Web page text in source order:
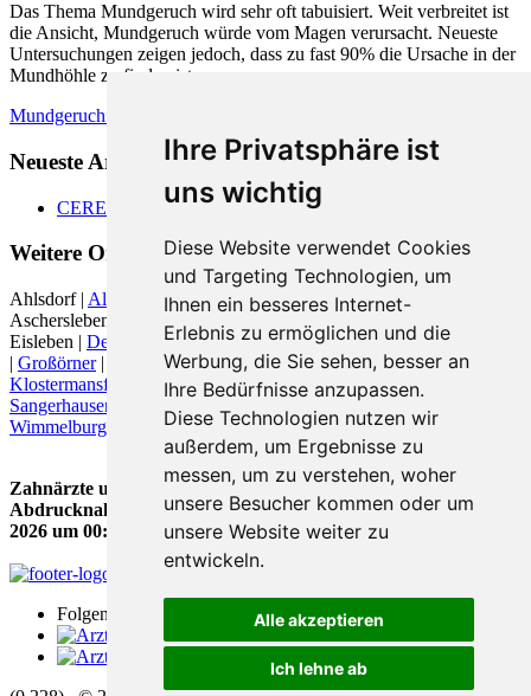
Ihre Privatsphäre ist
uns wichtig
Diese Website verwendet Cookies
und Targeting Technologien, um
Ihnen ein besseres Internet-
Erlebnis zu ermöglichen und die
Werbung, die Sie sehen, besser an
Ihre Bedürfnisse anzupassen.
Diese Technologien nutzen wir
außerdem, um Ergebnisse zu
messen, um zu verstehen, woher
unsere Besucher kommen oder um
unsere Website weiter zu
entwickeln.
Alle akzeptieren
Ich lehne ab
Das Thema Mundgeruch wird sehr oft tabuisiert. Weit verbreitet ist
die Ansicht, Mundgeruch würde vom Magen verursacht. Neueste
Untersuchungen zeigen jedoch, dass zu fast 90% die Ursache in der
Mundhöhle zu finden ist.
Mundgeruch - was hilft
Neueste Artikel:
CEREC
Weitere Orte in der Nähe von
Ahlsdorf | Allstedt Arnstein| Arnstein (Sachsen-Anhalt) |
Aschersleben | Augsdorf |
Eisleben | Dessau-Roßlau| Ermsleben | Falkenstein/Harz |Gerbstedt
| Großörner| Harzgerode |Helbra|Hergisdorf|Hettstedt| Hübitz |
Klostermansfeld
| Könnern |Lutherstadt Eisleben|Mansfeld
Sangerhausen
Wallhausen bei Sangerhausen
Wimmelburg
Zahnärzte und Zahnärztinnen für berührungslose
Abdrucknahme in Harzgerode wurde zuletzt am 07. August
2026 um 00:00:08 Uhr aktualisiert.
Folgen Sie uns